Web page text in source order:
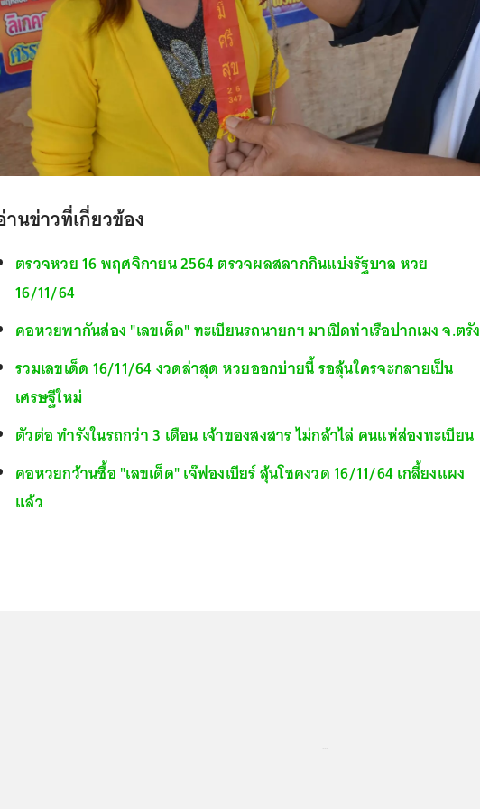
านข่าวที่เกี่ยวข้อง
ตรวจหวย 16 พฤศจิกายน 2564 ตรวจผลสลากกินแบ่งรัฐบาล หวย
16/11/64
คอหวยพากันส่อง "เลขเด็ด" ทะเบียนรถนายกฯ มาเปิดท่าเรือปากเมง จ.ตรัง
รวมเลขเด็ด 16/11/64 งวดล่าสุด หวยออกบ่ายนี้ รอลุ้นใครจะกลายเป็น
เศรษฐีใหม่
ตัวต่อ ทำรังในรถกว่า 3 เดือน เจ้าของสงสาร ไม่กล้าไล่ คนแห่ส่องทะเบียน
คอหวยกว้านซื้อ "เลขเด็ด" เจ๊ฟองเบียร์ ลุ้นโชคงวด 16/11/64 เกลี้ยงแผง
แล้ว